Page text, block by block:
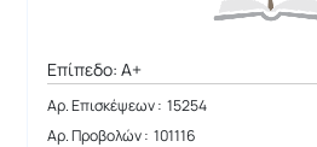
Επίπεδο: A+
Αρ. Επισκέψεων : 15254
Αρ. Προβολών : 101116